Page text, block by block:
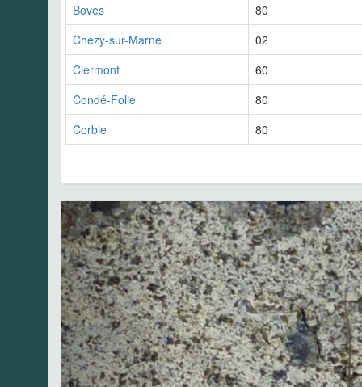
Boves
80
Chézy-sur-Marne
02
Clermont
60
Condé-Folie
80
Corbie
80